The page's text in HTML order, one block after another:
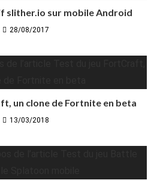
slither.io sur mobile Android
28/08/2017
un clone de Fortnite en beta
13/03/2018